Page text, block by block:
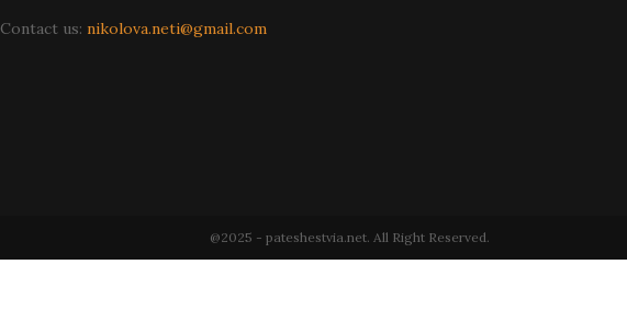
Contact us: nikolova.neti@gmail.com
@2025 - pateshestvia.net. All Right Reserved.